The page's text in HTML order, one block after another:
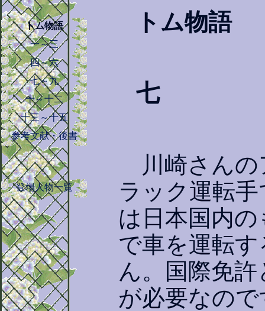
トム物語
一～三
四～六
七～九
十～十二
十三～十五
参考文献・後書
登場人物一覧
トム物語
七
川崎さんの
ラック運転
は日本国内
で車を運転
ん。国際免
が必要なの